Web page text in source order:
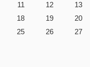
11 12 13
18 19 20
25 26 27